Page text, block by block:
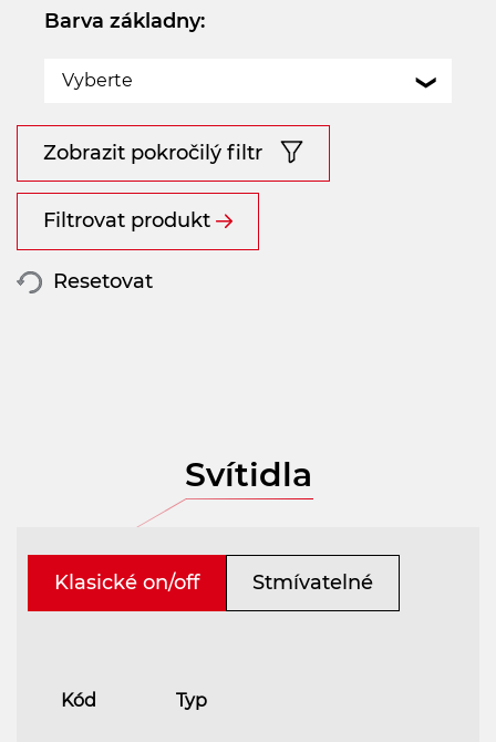
Barva základny:
Vyberte
Zobrazit pokročilý filtr
Filtrovat produkt
Resetovat
Svítidla
Klasické on/off Stmívatelné
Kód Typ